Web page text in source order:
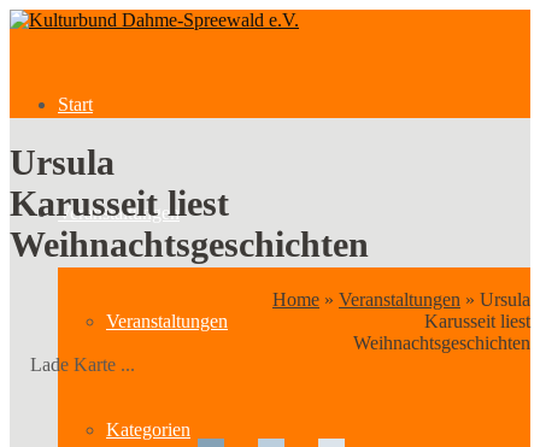
Start
Veranstaltungen
Veranstaltungen
Kategorien
Ursula
Karusseit liest
Weihnachtsgeschichten
Home » Veranstaltungen » Ursula
Karusseit liest
Weihnachtsgeschichten
Lade Karte ...